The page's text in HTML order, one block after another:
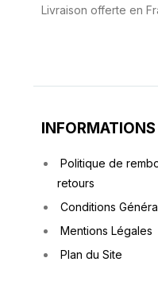
Livraison offerte en
Politique de
retours
Conditions
Mentions Légales
Plan du Site